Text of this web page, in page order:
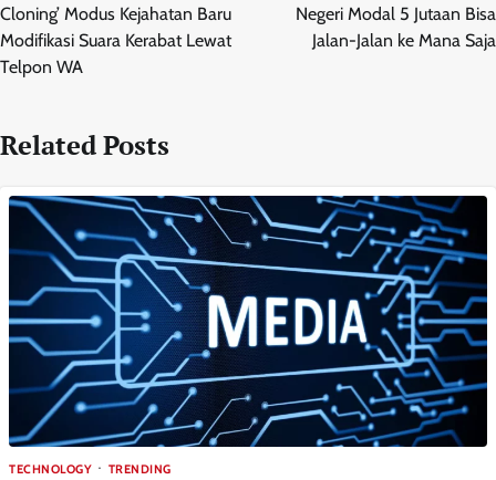
Cloning’ Modus Kejahatan Baru
Modifikasi Suara Kerabat Lewat
Telpon WA
Negeri Modal 5 Jutaan Bisa
Jalan-Jalan ke Mana Saja
Related Posts
TECHNOLOGY TRENDING